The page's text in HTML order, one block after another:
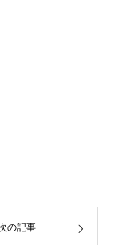
の記事